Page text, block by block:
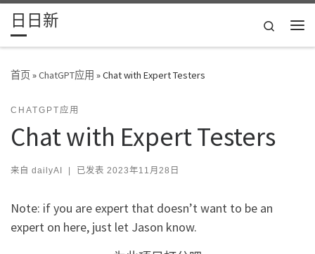
Skip to content
日日新
Search
首页»ChatGPT应用 »Chat with Expert Testers
CHATGPT应用
Chat with Expert Testers
来自 dailyAI | 已发表 2023年11月28日
Note: if you are expert that doesn’t want to be an
expert on here, just let Jason know.